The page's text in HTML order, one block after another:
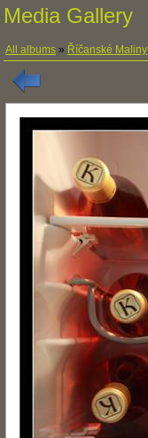
Media Gallery
All albums » Říčanské Maliny